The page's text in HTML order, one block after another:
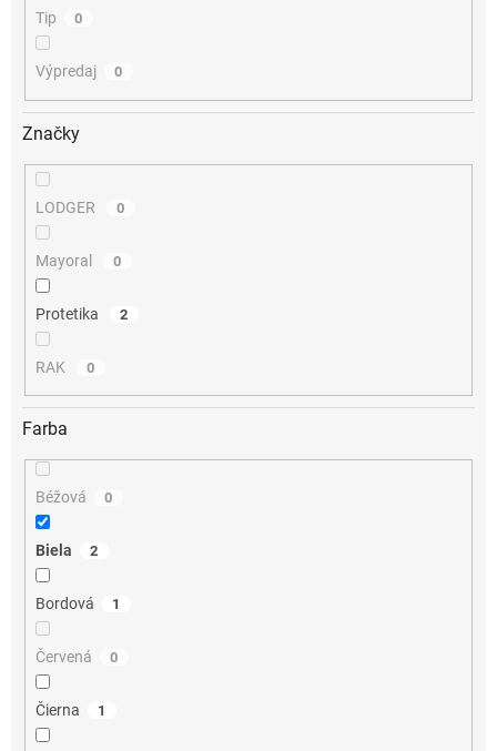
Tip 0
Výpredaj 0
Značky
LODGER 0
Mayoral 0
Protetika 2
RAK 0
Farba
Béžová 0
Biela 2
Bordová 1
Červená 0
Čierna 1